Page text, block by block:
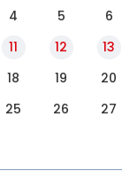
4 5 6
11 12 13
18 19 20
25 26 27